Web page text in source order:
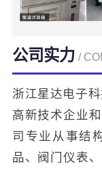
公司实力 /
浙江星达电子
高新技术企业
司专业从事结
品、阀门仪表